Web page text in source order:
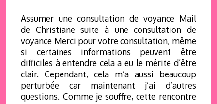
Assumer une consultation de voyance Mail
de Christiane suite à une consultation de
voyance Merci pour votre consultation, même
si certaines informations peuvent être
difficiles à entendre cela a eu le mérite d’être
clair. Cependant, cela m’a aussi beaucoup
perturbée car maintenant j’ai d’autres
questions. Comme je souffre, cette rencontre